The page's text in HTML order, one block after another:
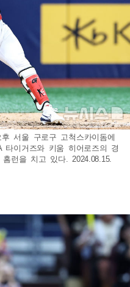
서울 구로구 고척스카이돔에
이거즈와 키움 히어로즈의 경
런을 치고 있다. 2024.08.15.